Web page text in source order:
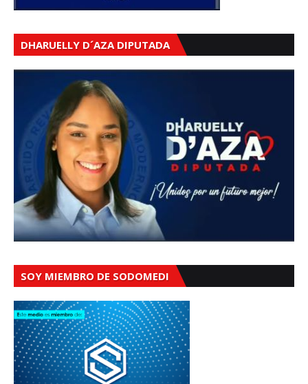
DHARUELLY D´AZA DIPUTADA
SOY MIEMBRO DE SODOMEDI